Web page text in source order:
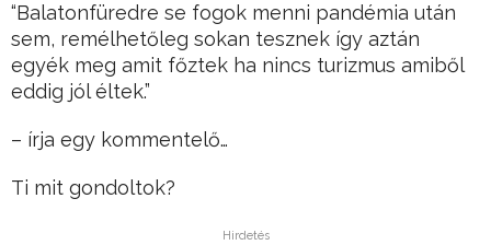
“Balatonfüredre se fogok menni pandémia után
sem, remélhetőleg sokan tesznek így aztán
egyék meg amit főztek ha nincs turizmus amiből
eddig jól éltek.”
– írja egy kommentelő…
Ti mit gondoltok?
Hirdetés